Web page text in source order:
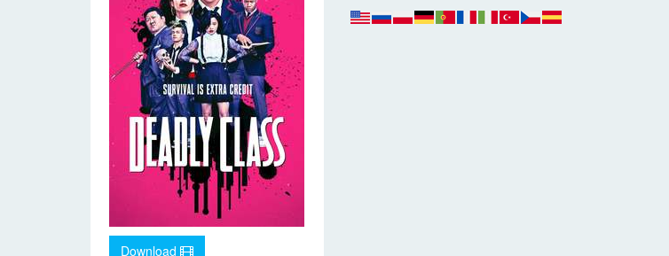
Download